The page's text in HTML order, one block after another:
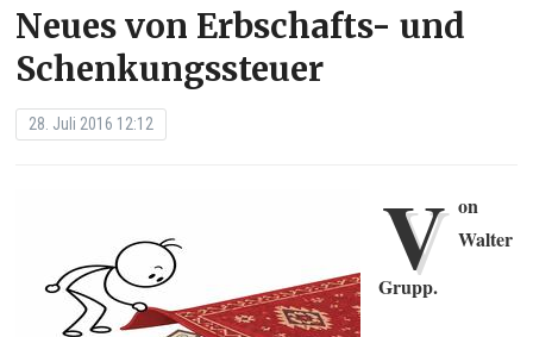
Neues von Erbschafts- und
Schenkungssteuer
28. Juli 2016 12:12
V on
Walter
Grupp.